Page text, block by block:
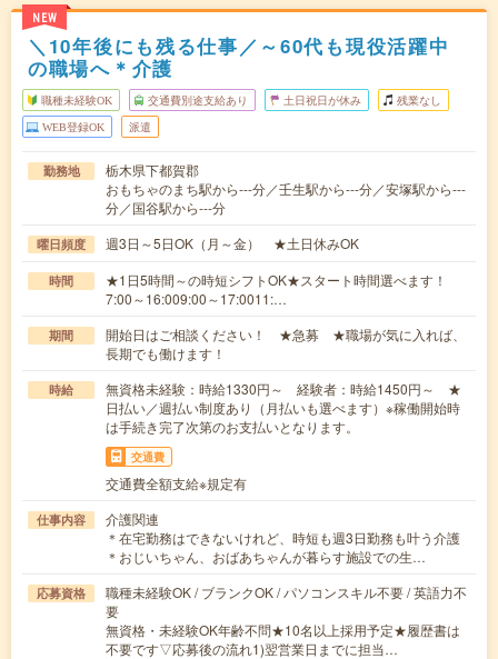
NEW
＼10年後にも残る仕事／～60代も現役活躍中
の職場へ＊介護
職種未経験OK 交通費別途支給あり 土日祝日が休み 残業なし
WEB登録OK 派遣
勤務地
栃木県下都賀郡
おもちゃのまち駅から---分／壬生駅から---分／安塚駅から---
分／国谷駅から---分
曜日頻度 週3日～5日OK（月～金） ★土日休みOK
時間
★1日5時間～の時短シフトOK★スタート時間選べます！
7:00～16:009:00～17:0011:…
期間
開始日はご相談ください！ ★急募 ★職場が気に入れば、
長期でも働けます！
時給
無資格未経験：時給1330円～ 経験者：時給1450円～ ★
日払い／週払い制度あり（月払いも選べます）※稼働開始時
は手続き完了次第のお支払いとなります。
交通費
交通費全額支給※規定有
仕事内容
介護関連
＊在宅勤務はできないけれど、時短も週3日勤務も叶う介護
＊おじいちゃん、おばあちゃんが暮らす施設での生…
応募資格
職種未経験OK / ブランクOK / パソコンスキル不要 / 英語力不
要
無資格・未経験OK年齢不問★10名以上採用予定★履歴書は
不要です▽応募後の流れ1)翌営業日までに担当…